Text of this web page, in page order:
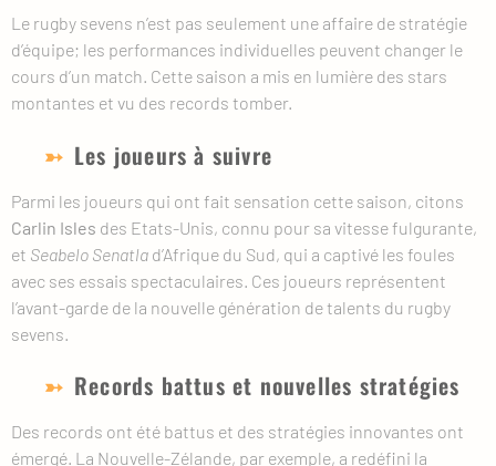
Le rugby sevens n’est pas seulement une affaire de stratégie
d’équipe; les performances individuelles peuvent changer le
cours d’un match. Cette saison a mis en lumière des stars
montantes et vu des records tomber.
Les joueurs à suivre
Parmi les joueurs qui ont fait sensation cette saison, citons
Carlin Isles des Etats-Unis, connu pour sa vitesse fulgurante,
et Seabelo Senatla d’Afrique du Sud, qui a captivé les foules
avec ses essais spectaculaires. Ces joueurs représentent
l’avant-garde de la nouvelle génération de talents du rugby
sevens.
Records battus et nouvelles stratégies
Des records ont été battus et des stratégies innovantes ont
émergé. La Nouvelle-Zélande, par exemple, a redéfini la